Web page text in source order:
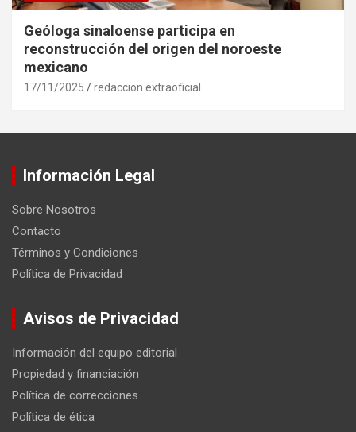
Geóloga sinaloense participa en
reconstrucción del origen del noroeste
mexicano
17/11/2025 redaccion extraoficial
Información Legal
Sobre Nosotros
Contacto
Términos y Condiciones
Política de Privacidad
Avisos de Privacidad
Información del equipo editorial
Propiedad y financiación
Política de correcciones
Política de ética